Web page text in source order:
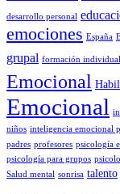
desarrollo personal
emociones España
grupal formación individual
Emocional
Emocional
niños inteligencia emocional
padres profesores psicología
psicología para grupos
Salud mental sonrisa talento